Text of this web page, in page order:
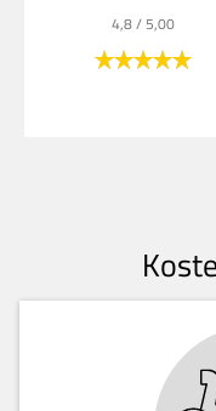
4,8/ 5,00